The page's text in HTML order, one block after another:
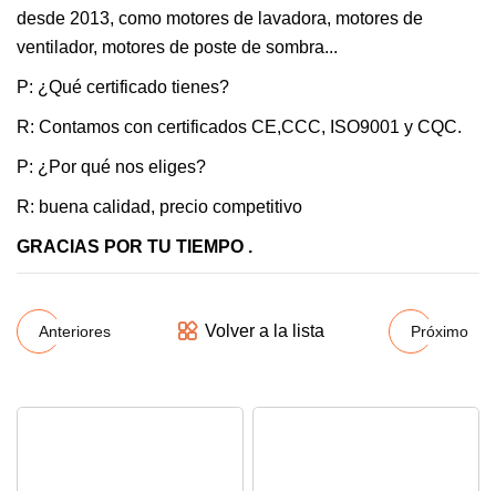
desde 2013, como motores de lavadora, motores de
ventilador, motores de poste de sombra...
P: ¿Qué certificado tienes?
R: Contamos con certificados CE,CCC, ISO9001 y CQC.
P: ¿Por qué nos eliges?
R: buena calidad, precio competitivo
GRACIAS POR TU TIEMPO .
Anteriores Volver a la lista Próximo